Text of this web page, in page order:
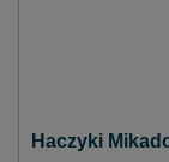
Haczyki